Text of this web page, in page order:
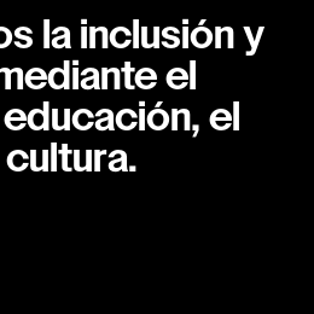
la inclusión y
el
el